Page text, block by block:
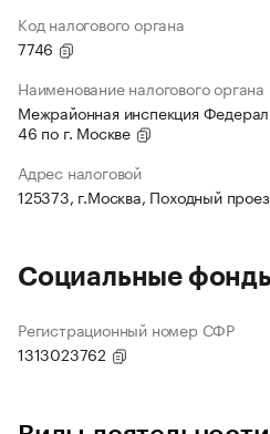
Код налогового органа
7746
Наименование налогового органа
Межрайонная инспекция
46 по г. Москве
Адрес налоговой
125373, г.Москва, Походный
Социальные
Регистрационный номер СФР
1313023762